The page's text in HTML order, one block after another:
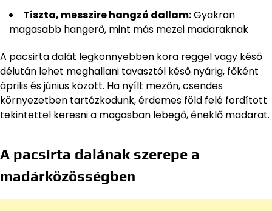
Tiszta, messzire hangzó dallam:Gyakran
magasabb hangerő, mint más mezei madaraknak
A pacsirta dalát legkönnyebben kora reggel vagy késő
délután lehet meghallani tavasztól késő nyárig, főként
április és június között. Ha nyílt mezőn, csendes
környezetben tartózkodunk, érdemes föld felé fordított
tekintettel keresni a magasban lebegő, éneklő madarat.
A pacsirta dalának szerepe a
madárközösségben